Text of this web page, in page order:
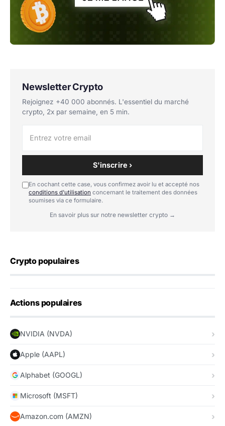
Newsletter Crypto
Rejoignez +40 000 abonnés. L'essentiel du marché
crypto, 2x par semaine, en 5 min.
S'inscrire ›
En cochant cette case, vous confirmez avoir lu et accepté nos
conditions d'utilisation concernant le traitement des données
soumises via ce formulaire.
En savoir plus sur notre newsletter crypto →
Crypto populaires
Actions populaires
NVIDIA (NVDA)
Apple (AAPL)
Alphabet (GOOGL)
Microsoft (MSFT)
Amazon.com (AMZN)